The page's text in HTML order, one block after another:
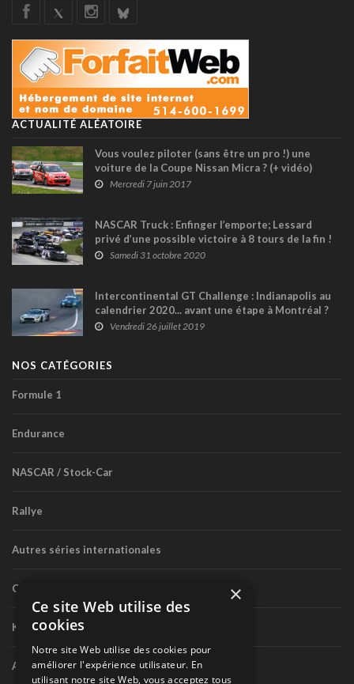
ACTUALITÉ ALÉATOIRE
Vous voulez piloter (sans être un pro !) une
voiture de la Coupe Nissan Micra ? (+ vidéo)
Mercredi 7 juin 2017
NASCAR Truck : Enfinger l’emporte; Lessard
privé d’une possible victoire à 8 tours de la fin !
(+ vidéo)
Samedi 31 octobre 2020
Intercontinental GT Challenge : Indianapolis au
calendrier 2020... avant une étape à Montréal ?
Vendredi 26 juillet 2019
NOS CATÉGORIES
Formule 1
Endurance
NASCAR / Stock-Car
Rallye
Autres séries internationales
Circuit routier canadien
Karting
Autres séries nationales
×
Ce site Web utilise des
cookies
Notre site Web utilise des cookies pour
améliorer l'expérience utilisateur. En
utilisant notre site Web, vous acceptez tous